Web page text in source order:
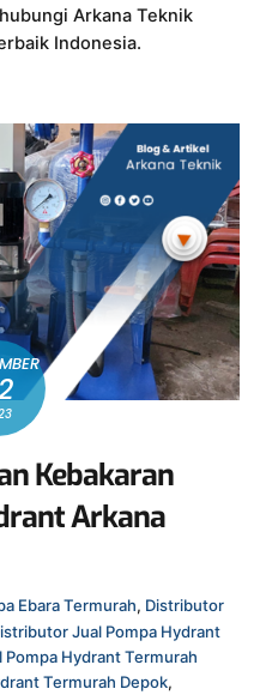
Arkana Teknik
Indonesia.
Kebakaran
Arkana
Ebara Termurah, Distributor
Jual Pompa Hydrant
Pompa Hydrant Termurah
Termurah Depok,